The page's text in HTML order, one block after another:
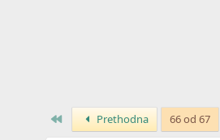
Prvo Prethodna 66 od 67